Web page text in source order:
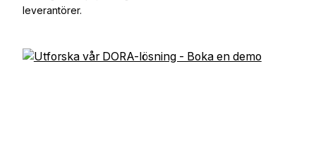
leverantörer.